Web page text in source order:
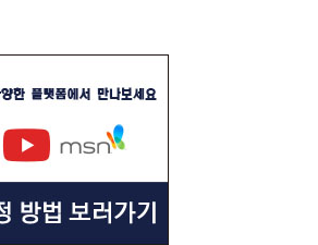
조 받은 개미”...삼전닉